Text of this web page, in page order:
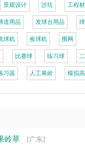
景观设计 沙坑 工程
道用品 发球台用品
球机 捡球机 围网
比赛球 练习球
习器 人工果岭 模拟
岭草
[广东]